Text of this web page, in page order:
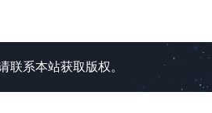
联系本站获取版权。